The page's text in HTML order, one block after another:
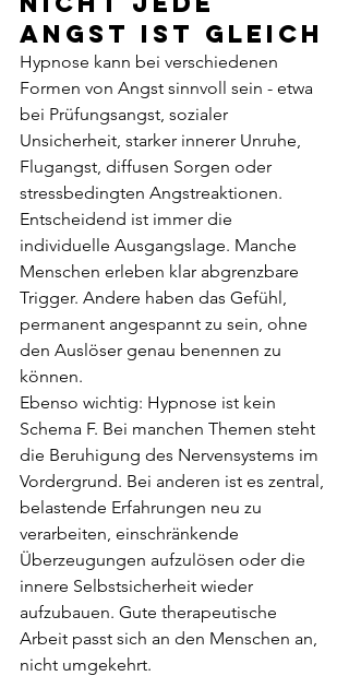
Angst ist gleich
Hypnose kann bei verschiedenen
Formen von Angst sinnvoll sein - etwa
bei Prüfungsangst, sozialer
Unsicherheit, starker innerer Unruhe,
Flugangst, diffusen Sorgen oder
stressbedingten Angstreaktionen.
Entscheidend ist immer die
individuelle Ausgangslage. Manche
Menschen erleben klar abgrenzbare
Trigger. Andere haben das Gefühl,
permanent angespannt zu sein, ohne
den Auslöser genau benennen zu
können.
Ebenso wichtig: Hypnose ist kein
Schema F. Bei manchen Themen steht
die Beruhigung des Nervensystems im
Vordergrund. Bei anderen ist es zentral,
belastende Erfahrungen neu zu
verarbeiten, einschränkende
Überzeugungen aufzulösen oder die
innere Selbstsicherheit wieder
aufzubauen. Gute therapeutische
Arbeit passt sich an den Menschen an,
nicht umgekehrt.